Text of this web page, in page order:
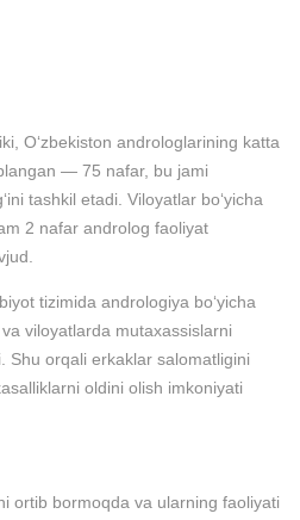
O‘zbekiston androloglarining katta
— 75 nafar, bu jami
tashkil etadi. Viloyatlar bo‘yicha
2 nafar androlog faoliyat
tizimida andrologiya bo‘yicha
viloyatlarda mutaxassislarni
Shu orqali erkaklar salomatligini
oldini olish imkoniyati
ortib bormoqda va ularning faoliyati